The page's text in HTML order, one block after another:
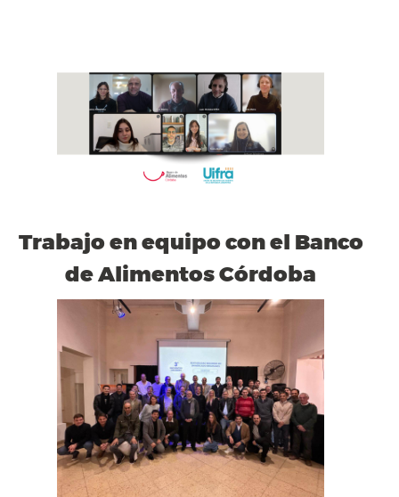
Trabajo en equipo con el Banco
de Alimentos Córdoba